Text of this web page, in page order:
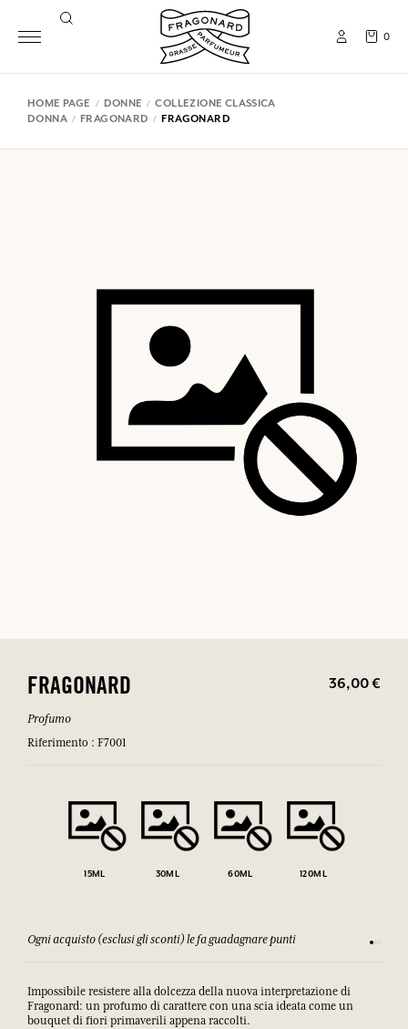
0
HOME PAGE DONNE
COLLEZIONE CLASSICA
DONNA
FRAGONARD FRAGONARD
FRAGONARD 36,00 €
Profumo
Riferimento : F7001
15ML 30ML 60ML 120ML
Ogni acquisto (esclusi gli sconti) le fa guadagnare punti
Impossibile resistere alla dolcezza della nuova interpretazione di
Fragonard: un profumo di carattere con una scia ideata come un
bouquet di fiori primaverili appena raccolti.